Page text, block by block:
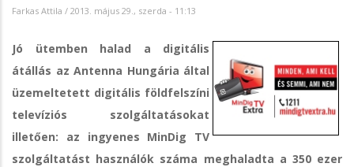
Farkas Attila / 2013. május 29., szerda - 11:13
Jó ütemben halad a digitális
átállás az Antenna Hungária által
üzemeltetett digitális földfelszíni
televíziós szolgáltatásokat
illetően: az ingyenes MinDig TV
szolgáltatást használók száma meghaladta a 350 ezer